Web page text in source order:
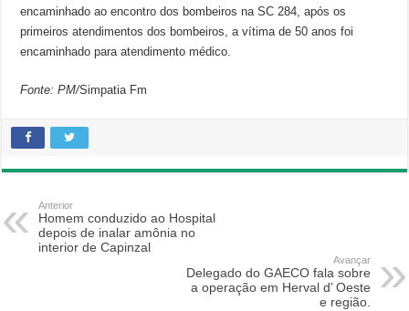
encaminhado ao encontro dos bombeiros na SC 284, após os
primeiros atendimentos dos bombeiros, a vítima de 50 anos foi
encaminhado para atendimento médico.
Fonte: PM/Simpatia Fm
Anterior
Homem conduzido ao Hospital
depois de inalar amônia no
interior de Capinzal
Avançar
Delegado do GAECO fala sobre
a operação em Herval d’ Oeste
e região.